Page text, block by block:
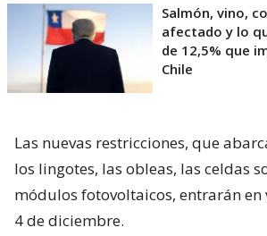
Salmón, vino,
afectado y lo
de 12,5% que
Chile
Las nuevas restricciones, que
los lingotes, las obleas, las celdas
módulos fotovoltaicos, entrarán
4 de diciembre.